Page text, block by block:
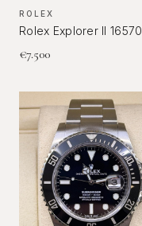
ROLEX
Rolex Explorer II 16570
€7.500